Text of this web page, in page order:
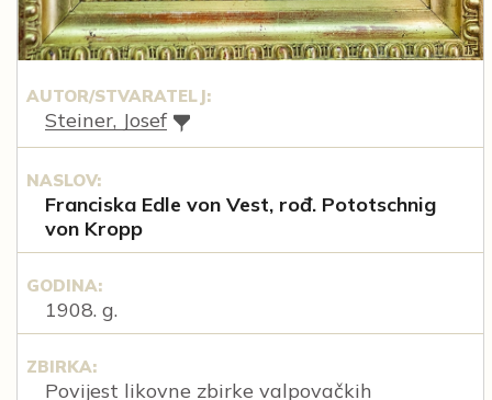
AUTOR/STVARATELJ:
Steiner, Josef
NASLOV:
Franciska Edle von Vest, rođ. Pototschnig
von Kropp
GODINA:
1908. g.
ZBIRKA:
Povijest likovne zbirke valpovačkih